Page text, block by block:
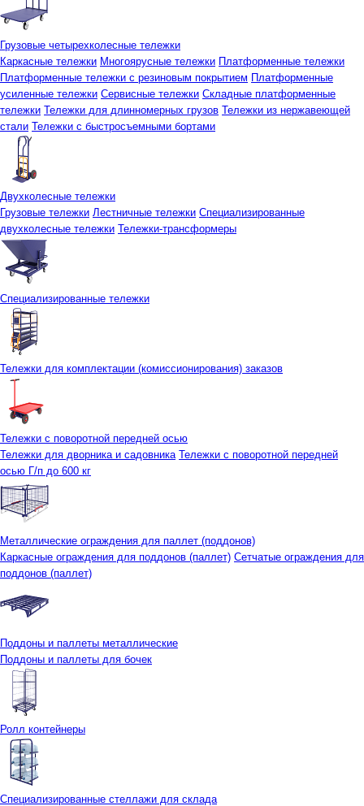
Грузовые четырехколесные тележки
Каркасные тележки Многоярусные тележки Платформенные тележки
Платформенные тележки с резиновым покрытием Платформенные
усиленные тележки Сервисные тележки Складные платформенные
тележки Тележки для длинномерных грузов Тележки из нержавеющей
стали Тележки с быстросъемными бортами
Двухколесные тележки
Грузовые тележки Лестничные тележки Специализированные
двухколесные тележки Тележки-трансформеры
Специализированные тележки
Тележки для комплектации (комиссионирования) заказов
Тележки с поворотной передней осью
Тележки для дворника и садовника Тележки с поворотной передней
осью Г/п до 600 кг
Металлические ограждения для паллет (поддонов)
Каркасные ограждения для поддонов (паллет) Сетчатые ограждения для
поддонов (паллет)
Поддоны и паллеты металлические
Поддоны и паллеты для бочек
Ролл контейнеры
Специализированные стеллажи для склада